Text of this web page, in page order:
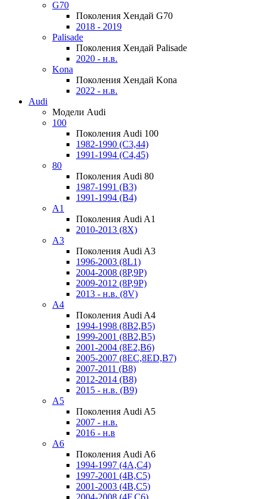
G70
Поколения Хендай G70
2018 - 2019
Palisade
Поколения Хендай Palisade
2020 - н.в.
Kona
Поколения Хендай Kona
2022 - н.в.
Audi
Модели Audi
100
Поколения Audi 100
1982-1990 (С3,44)
1991-1994 (С4,45)
80
Поколения Audi 80
1987-1991 (B3)
1991-1994 (B4)
A1
Поколения Audi A1
2010-2013 (8X)
A3
Поколения Audi A3
1996-2003 (8L1)
2004-2008 (8P,9P)
2009-2012 (8P,9P)
2013 - н.в. (8V)
A4
Поколения Audi A4
1994-1998 (8B2,B5)
1999-2001 (8B2,B5)
2001-2004 (8E2,B6)
2005-2007 (8EC,8ED,B7)
2007-2011 (B8)
2012-2014 (B8)
2015 - н.в. (B9)
A5
Поколения Audi A5
2007 - н.в.
2016 - н.в
A6
Поколения Audi A6
1994-1997 (4A,C4)
1997-2001 (4B,C5)
2001-2003 (4B,C5)
2004-2008 (4F,C6)